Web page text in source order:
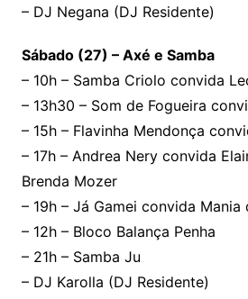
– DJ Negana (DJ Residente)
Sábado (27) – Axé e Samba
– 10h – Samba Criolo convida
– 13h30 – Som de Fogueira
– 15h – Flavinha Mendonça
– 17h – Andrea Nery convida
Brenda Mozer
– 19h – Já Gamei convida Mania
– 12h – Bloco Balança Penha
– 21h – Samba Ju
– DJ Karolla (DJ Residente)